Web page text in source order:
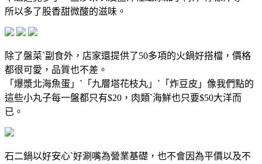
所以多了股香甜微酸的滋味。
除了盤菜ˋ副食外，店家還提供了50多項的火鍋好搭檔，價格
都很可愛，品質也不差。
「爆漿北海魚蛋」ˋ「九層塔花枝丸」ˋ「炸豆皮」像我們點的
這些小丸子每一盤都只有$20，肉類ˋ海鮮也只要$50大洋而
已。
石二鍋以好安心ˋ好涮嘴為營業基礎，也不會因為平價以及不